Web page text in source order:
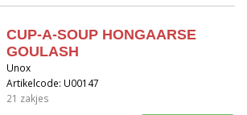
CUP-A-SOUP HONGAARSE
GOULASH
Unox
Artikelcode: U00147
21 zakjes